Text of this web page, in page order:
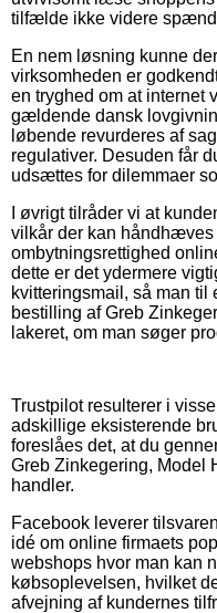
tilfælde ikke videre
En nem løsning kunne
virksomheden er
en tryghed om at internet
gældende dansk
løbende revurderes af
regulativer. Desuden får
udsættes for dilemmaer
I øvrigt tilråder vi at
vilkår der kan
ombytningsrettighed
dette er det ydermere
kvitteringsmail, så man
bestilling af Greb
lakeret, om man søger
Trustpilot resulterer i
adskillige eksisterende
foreslåes det, at du
Greb Zinkegering, Model
handler.
Facebook leverer
idé om online firmaets
webshops hvor man kan
købsoplevelsen, hvilket
afvejning af kundernes